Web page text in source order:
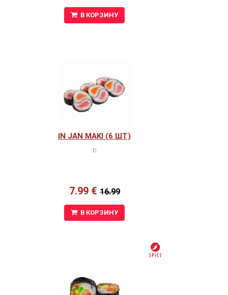
В КОРЗИНУ
IN JAN MAKI (6 ШТ)
Ð
7.99 €16.99
В КОРЗИНУ